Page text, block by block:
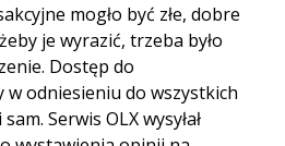
mogło być złe, dobre
je wyrazić, trzeba było
Dostęp do
w odniesieniu do wszystkich
Serwis OLX wysyłał